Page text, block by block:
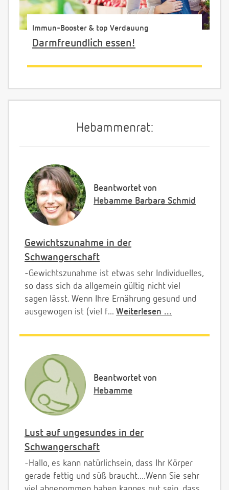
Immun-Booster & top Verdauung
Darmfreundlich essen!
Hebammenrat:
Beantwortet von
Hebamme Barbara Schmid
Gewichtszunahme in der
Schwangerschaft
-Gewichtszunahme ist etwas sehr Individuelles,
so dass sich da allgemein gültig nicht viel
sagen lässt. Wenn Ihre Ernährung gesund und
ausgewogen ist (viel f... Weiterlesen ...
Beantwortet von
Hebamme
Lust auf ungesundes in der
Schwangerschaft
-Hallo, es kann natürlichsein, dass Ihr Körper
gerade fettig und süß braucht....Wenn Sie sehr